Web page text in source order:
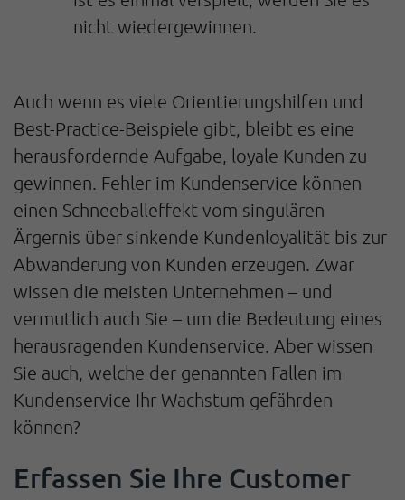
nicht wiedergewinnen.
Auch wenn es viele Orientierungshilfen und
Best-Practice-Beispiele gibt, bleibt es eine
herausfordernde Aufgabe, loyale Kunden zu
gewinnen. Fehler im Kundenservice können
einen Schneeballeffekt vom singulären
Ärgernis über sinkende Kundenloyalität bis zur
Abwanderung von Kunden erzeugen. Zwar
wissen die meisten Unternehmen – und
vermutlich auch Sie – um die Bedeutung eines
herausragenden Kundenservice. Aber wissen
Sie auch, welche der genannten Fallen im
Kundenservice Ihr Wachstum gefährden
können?
Erfassen Sie Ihre Customer